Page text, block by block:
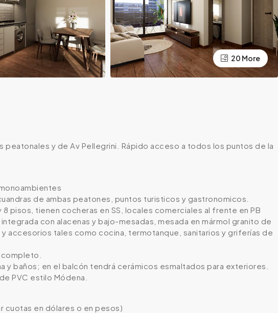
20 More
y de Av Pellegrini. Rápido acceso a todos los puntos de la
de ambas peatones, puntos turisticos y gastronomicos.
pisos, tienen cocheras en SS, locales comerciales al frente en PB
con alacenas y bajo-mesadas, mesada en mármol granito de
accesorios tales como cocina, termotanque, sanitarios y griferías de
y baños; en el balcón tendrá cerámicos esmaltados para exteriores.
PVC estilo Módena.
cuotas en dólares o en pesos)